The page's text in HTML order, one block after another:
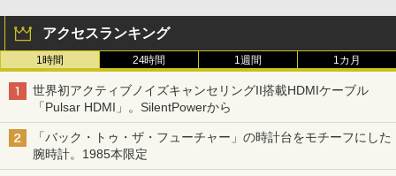
アクセスランキング
1時間 24時間 1週間 1カ月
世界初アクティブノイズキャンセリングII搭載HDMIケーブル
「Pulsar HDMI」。SilentPowerから
「バック・トゥ・ザ・フューチャー」の時計台をモチーフにした
腕時計。1985本限定